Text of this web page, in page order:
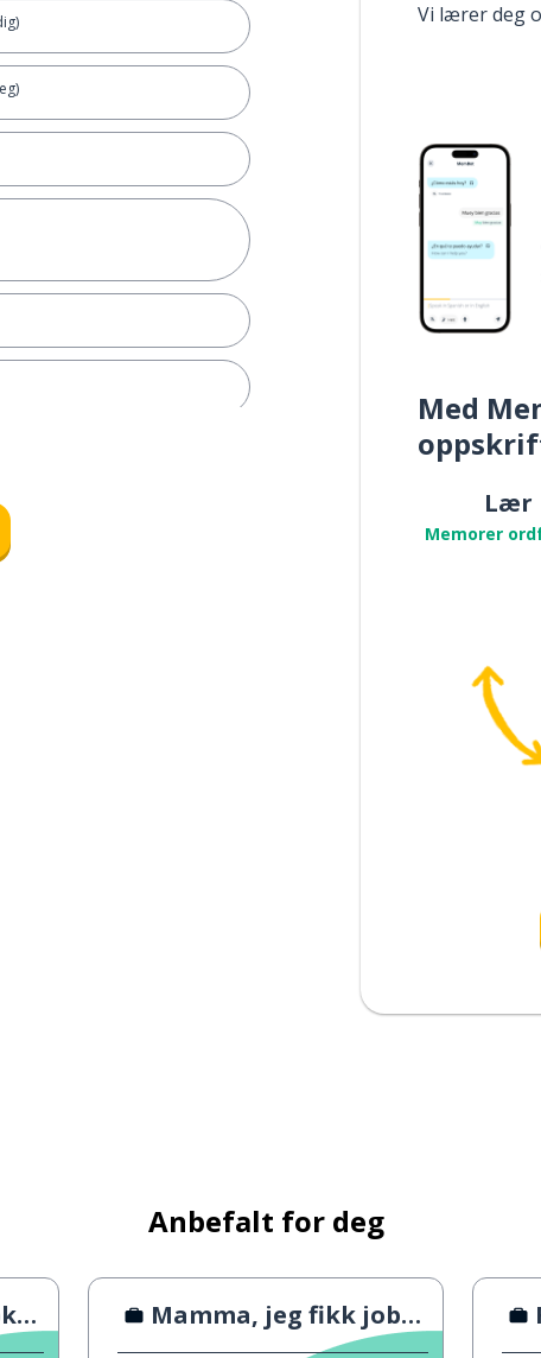
Vi lærer deg
Med
Lær
Memorer
Anbefalt for deg
Mamma, jeg fikk jobben!